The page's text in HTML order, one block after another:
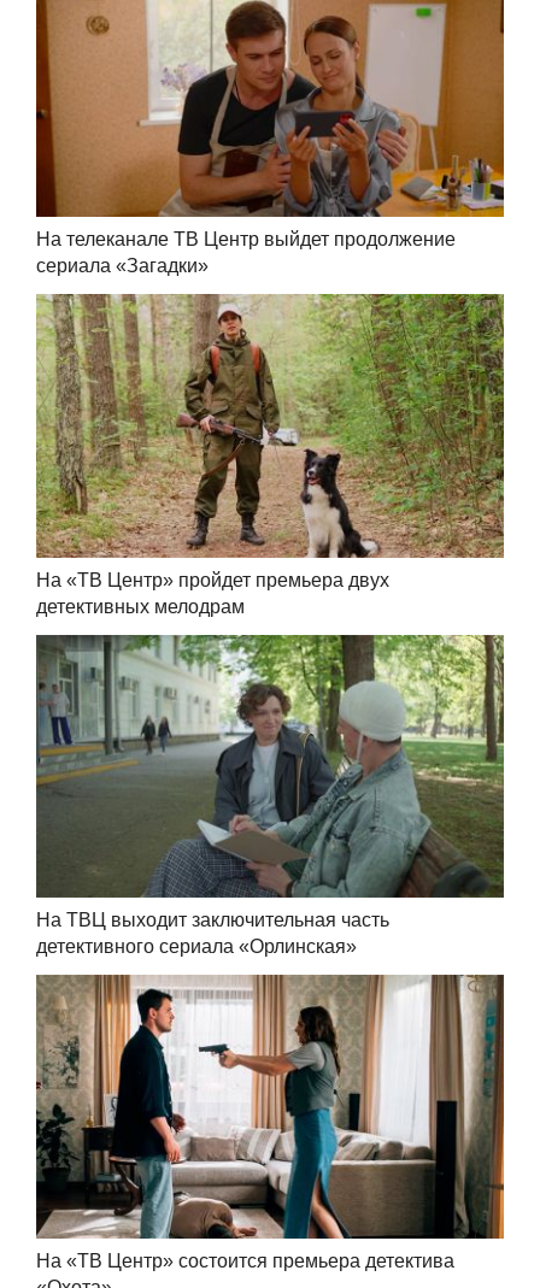
На телеканале ТВ Центр выйдет продолжение
сериала «Загадки»
На «ТВ Центр» пройдет премьера двух
детективных мелодрам
На ТВЦ выходит заключительная часть
детективного сериала «Орлинская»
На «ТВ Центр» состоится премьера детектива